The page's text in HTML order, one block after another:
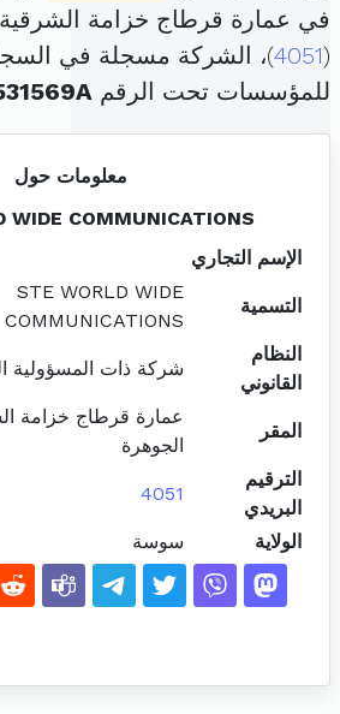
في عمارة قرطاج خزامة
(
4051)، الشركة مسجلة في
للمؤسسات تحت الرقم
معلومات حول
WIDE COMMUNICATIONS
الإسم التجاري
التسمية
STE WORLD WIDE
COMMUNICATIONS
النظام
القانوني
شركة ذات المسؤولية
المقر
عمارة قرطاج خزامة
الجوهرة
الترقيم
البريدي
4051
الولاية سوسة